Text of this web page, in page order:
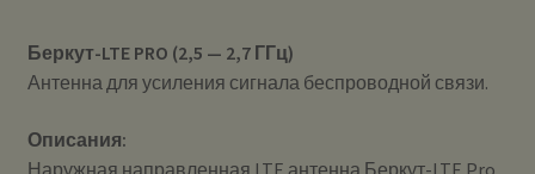
Беркут-LTE PRO (2,5 — 2,7 ГГц)
Антенна для усиления сигнала беспроводной связи.
Описания:
Наружная направленная LTE антенна Беркут-LTE Pro